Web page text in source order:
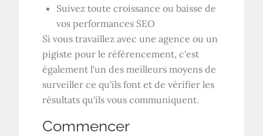
Suivez toute croissance ou baisse de
vos performances SEO
Si vous travaillez avec une agence ou un
pigiste pour le référencement, c'est
également l'un des meilleurs moyens de
surveiller ce qu'ils font et de vérifier les
résultats qu'ils vous communiquent.
Commencer